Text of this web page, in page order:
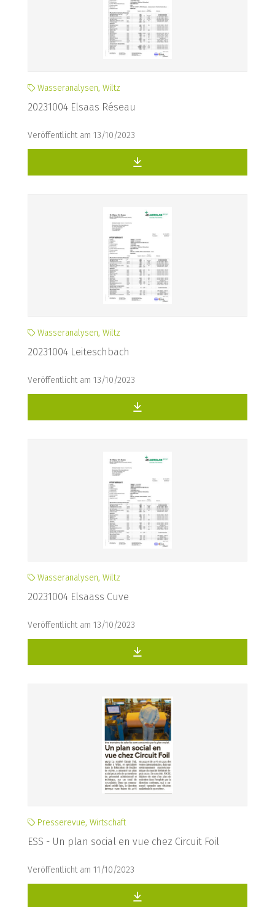
Wasseranalysen, Wiltz
20231004 Elsaas Réseau
Veröffentlicht am 13/10/2023
Wasseranalysen, Wiltz
20231004 Leiteschbach
Veröffentlicht am 13/10/2023
Wasseranalysen, Wiltz
20231004 Elsaass Cuve
Veröffentlicht am 13/10/2023
Presserevue, Wirtschaft
ESS - Un plan social en vue chez Circuit Foil
Veröffentlicht am 11/10/2023